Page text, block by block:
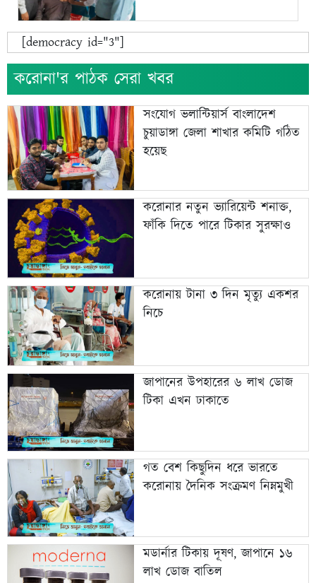
[democracy id="3"]
করোনা'র পাঠক সেরা খবর
সংযোগ ভলান্টিয়ার্স বাংলাদেশ
চুয়াডাঙ্গা জেলা শাখার কমিটি গঠিত
হয়েছ
করোনার নতুন ভ্যারিয়েন্ট শনাক্ত,
ফাঁকি দিতে পারে টিকার সুরক্ষাও
করোনায় টানা ৩ দিন মৃত্যু একশর
নিচে
জাপানের উপহারের ৬ লাখ ডোজ
টিকা এখন ঢাকাতে
গত বেশ কিছুদিন ধরে ভারতে
করোনায় দৈনিক সংক্রমণ নিম্নমুখী
মডার্নার টিকায় দূষণ, জাপানে ১৬
লাখ ডোজ বাতিল